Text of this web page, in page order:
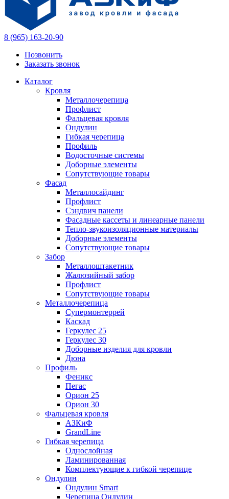
8 (965) 163-20-90
Позвонить
Заказать звонок
Каталог
Кровля
Металлочерепица
Профлист
Фальцевая кровля
Ондулин
Гибкая черепица
Профиль
Водосточные системы
Доборные элементы
Сопутствующие товары
Фасад
Металлосайдинг
Профлист
Сэндвич панели
Фасадные кассеты и линеарные панели
Тепло-звукоизоляционные материалы
Доборные элементы
Сопутствующие товары
Забор
Металлоштакетник
Жалюзийный забор
Профлист
Сопутствующие товары
Металлочерепица
Супермонтеррей
Каскад
Геркулес 25
Геркулес 30
Доборные изделия для кровли
Дюна
Профиль
Феникс
Пегас
Орион 25
Орион 30
Фальцевая кровля
АЗКиФ
GrandLine
Гибкая черепица
Однослойная
Ламинированная
Комплектующие к гибкой черепице
Ондулин
Ондулин Smart
Черепица Ондулин